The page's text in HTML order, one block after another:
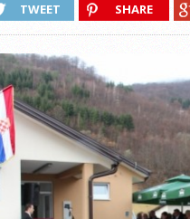
TWEET SHARE